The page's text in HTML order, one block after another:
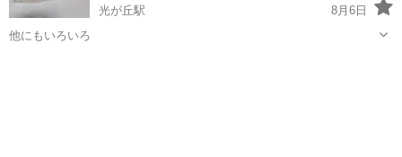
光が丘駅
8月6日
他にもいろいろ